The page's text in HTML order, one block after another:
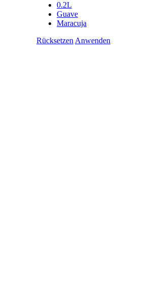
0.2L
Guave
Maracuja
Rücksetzen Anwenden